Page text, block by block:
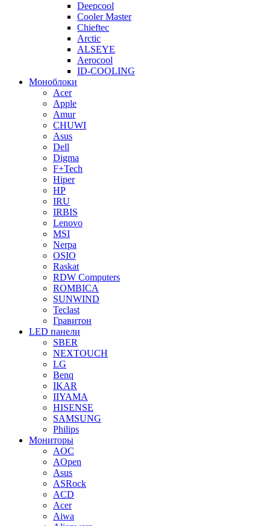
Deepcool
Cooler Master
Chieftec
Arctic
ALSEYE
Aerocool
ID-COOLING
Моноблоки
Acer
Apple
Amur
CHUWI
Asus
Dell
Digma
F+Tech
Hiper
HP
IRU
IRBIS
Lenovo
MSI
Nerpa
OSIO
Raskat
RDW Computers
ROMBICA
SUNWIND
Teclast
Гравитон
LED панели
SBER
NEXTOUCH
LG
Benq
IKAR
IIYAMA
HISENSE
SAMSUNG
Philips
Мониторы
AOC
AOpen
Asus
ASRock
ACD
Acer
Aiwa